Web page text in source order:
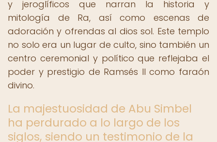
y jeroglíficos que narran la historia y
mitología de Ra, así como escenas de
adoración y ofrendas al dios sol. Este templo
no solo era un lugar de culto, sino también un
centro ceremonial y político que reflejaba el
poder y prestigio de Ramsés II como faraón
divino.
La majestuosidad de Abu Simbel
ha perdurado a lo largo de los
siglos, siendo un testimonio de la